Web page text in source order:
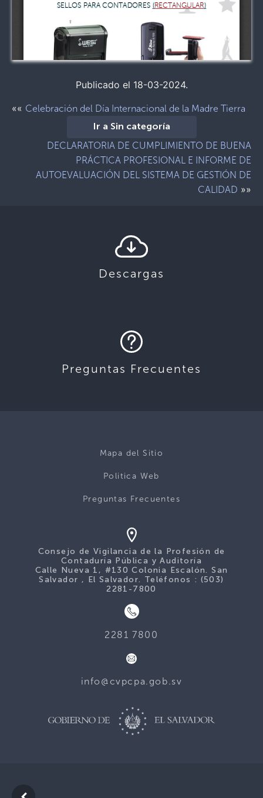
Publicado el 18-03-2024.
«« Celebración del Día Internacional de la Madre Tierra
Ir a Sin categoría
DECLARATORIA DE CUMPLIMIENTO DE BUENA
PRÁCTICA PROFESIONAL E INFORME DE
AUTOEVALUACIÓN DEL SISTEMA DE GESTIÓN DE
CALIDAD »»
Descargas
Preguntas Frecuentes
Mapa del Sitio
Politica Web
Preguntas Frecuentes
Consejo de Vigilancia de la Profesión de
Contaduría Pública y Auditoría
Calle Nueva 1, #130 Colonia Escalón. San
Salvador , El Salvador. Teléfonos : (503)
2281-7800
2281 7800
info@cvpcpa.gob.sv